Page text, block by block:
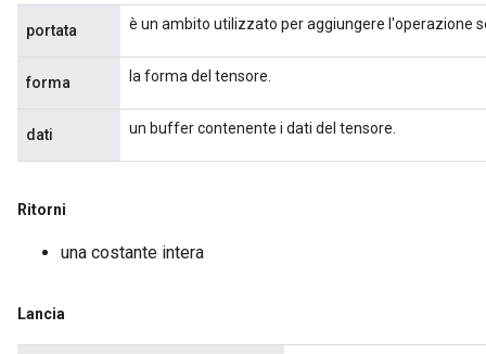
portata è un ambito utilizzato per aggiungere l'operazione
forma la forma del tensore.
dati un buffer contenente i dati del tensore.
Ritorni
una costante intera
Lancia